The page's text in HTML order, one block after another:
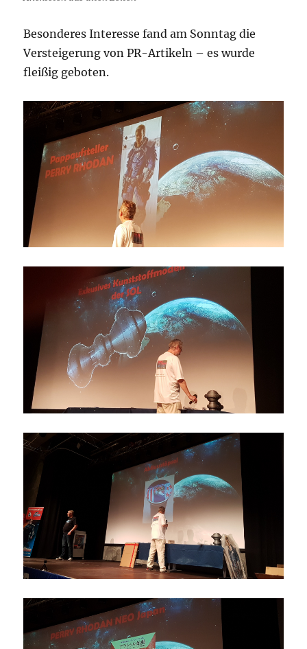
Besonderes Interesse fand am Sonntag die
Versteigerung von PR-Artikeln – es wurde
fleißig geboten.